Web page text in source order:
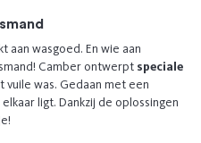
aan wasgoed. En wie aan
Camber ontwerpt speciale
vuile was. Gedaan met een
ligt. Dankzij de oplossingen